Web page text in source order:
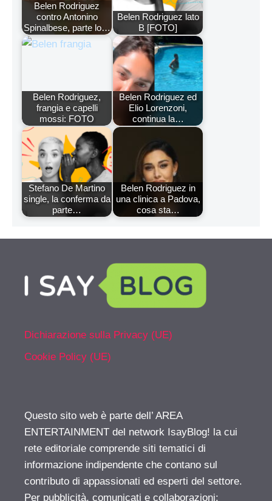
Belen Rodriguez
contro Antonino
Spinalbese, parte lo…
Belen Rodriguez lato
B [FOTO]
Belen Rodriguez,
frangia e capelli
mossi: FOTO
Belen Rodriguez ed
Elio Lorenzoni,
continua la…
Stefano De Martino
single, la conferma da
parte…
Belen Rodriguez in
una clinica a Padova,
cosa sta…
Dichiarazione sulla Privacy (UE)
Cookie Policy (UE)
Questo sito web è parte dell’ AREA
ENTERTAINMENT del network IsayBlog! la cui
rete editoriale comprende siti tematici di
informazione indipendente che contano sul
contributo di appassionati ed esperti del settore.
Per pubblicità, comunicati e collaborazioni: